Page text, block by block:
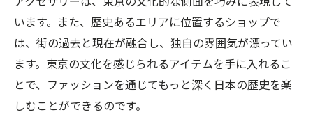
います。また、歴史あるエリアに位置するショップで
は、街の過去と現在が融合し、独自の雰囲気が漂ってい
ます。東京の文化を感じられるアイテムを手に入れるこ
とで、ファッションを通じてもっと深く日本の歴史を楽
しむことができるのです。